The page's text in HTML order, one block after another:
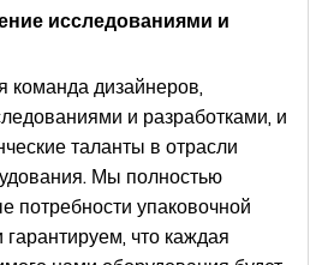
исследованиями и
команда дизайнеров,
и разработками, и
таланты в отрасли
Мы полностью
потребности упаковочной
что каждая